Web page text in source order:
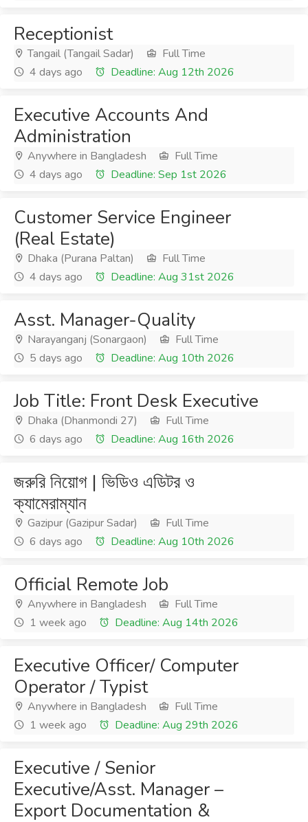
Receptionist
Tangail (Tangail Sadar)
Full Time
4 days ago
Deadline: Aug 12th 2026
Executive Accounts And
Administration
Anywhere in Bangladesh
Full Time
4 days ago
Deadline: Sep 1st 2026
Customer Service Engineer
(Real Estate)
Dhaka (Purana Paltan)
Full Time
4 days ago
Deadline: Aug 31st 2026
Asst. Manager-Quality
Narayanganj (Sonargaon)
Full Time
5 days ago
Deadline: Aug 10th 2026
Job Title: Front Desk Executive
Dhaka (Dhanmondi 27)
Full Time
6 days ago
Deadline: Aug 16th 2026
জরুরি নিয়োগ | ভিডিও এডিটর ও
ক্যামেরাম্যান
Gazipur (Gazipur Sadar)
Full Time
6 days ago
Deadline: Aug 10th 2026
Official Remote Job
Anywhere in Bangladesh
Full Time
1 week ago
Deadline: Aug 14th 2026
Executive Officer/ Computer
Operator / Typist
Anywhere in Bangladesh
Full Time
1 week ago
Deadline: Aug 29th 2026
Executive / Senior
Executive/Asst. Manager –
Export Documentation &